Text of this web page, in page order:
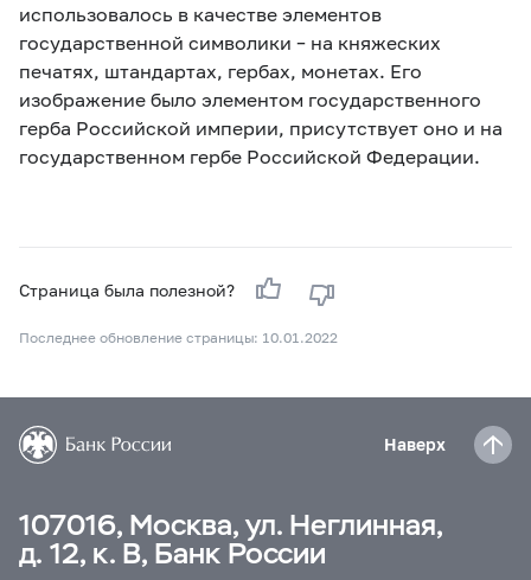
использовалось в качестве элементов
государственной символики – на княжеских
печатях, штандартах, гербах, монетах. Его
изображение было элементом государственного
герба Российской империи, присутствует оно и на
государственном гербе Российской Федерации.
Страница была полезной?
Последнее обновление страницы: 10.01.2022
Наверх
107016, Москва, ул. Неглинная,
д. 12, к. В, Банк России